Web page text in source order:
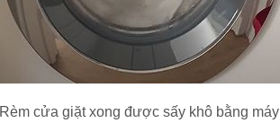
Rèm cửa giặt xong được sấy khô bằng máy